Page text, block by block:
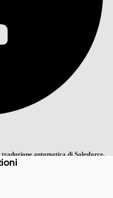
automatica di Salesforce.